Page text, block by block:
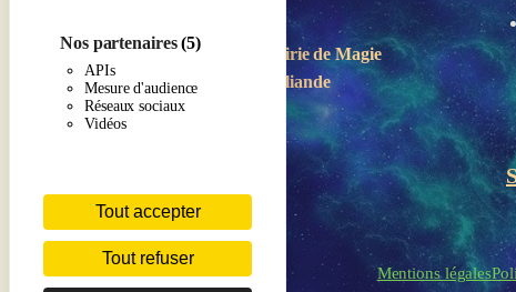
Nos partenaires(5)
APIs
Mesure d'audience
Réseaux sociaux
Vidéos
Tout accepter
Tout refuser
Boutique-Librairie deMagie
en Brocéliande
Mentions légales